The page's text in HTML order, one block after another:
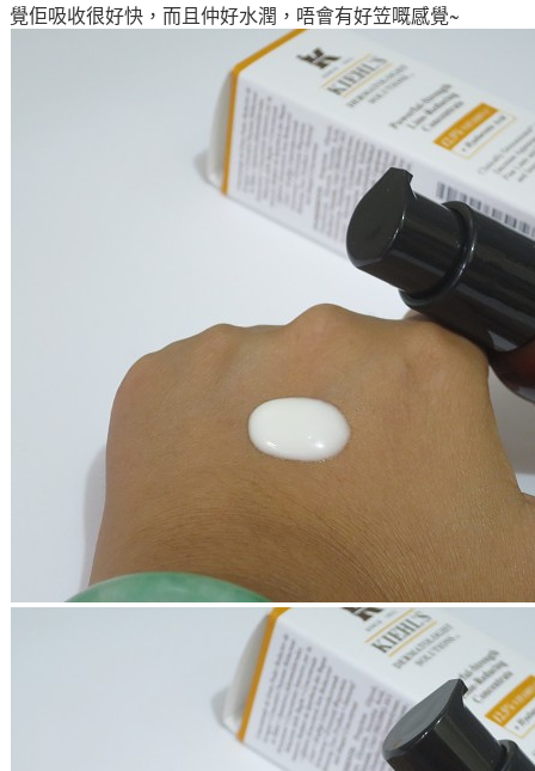
覺佢吸收很好快， 而且仲好水潤 ， 唔會有好笠嘅感覺~